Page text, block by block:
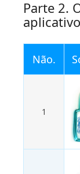
Parte 2.
Não.
1